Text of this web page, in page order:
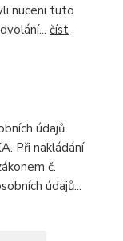
nuceni tuto
číst
údajů
Při nakládání
č.
údajů...